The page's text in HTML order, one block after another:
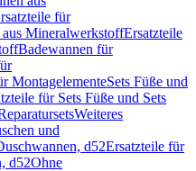
für
MineralwerkstoffErsatzteile
Badewannen für
MontagelementeSets Füße und
für Sets Füße und Sets
Weiteres
und
d52Ersatzteile für
d52Ohne